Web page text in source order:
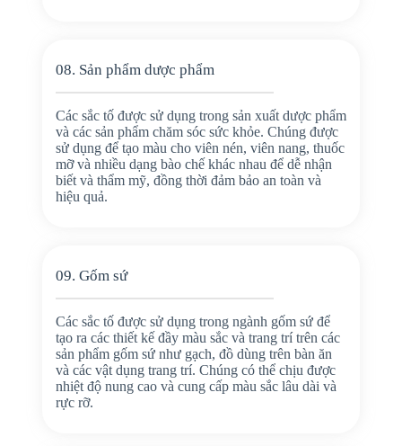
08. Sản phẩm dược phẩm
Các sắc tố được sử dụng trong sản xuất dược phẩm
và các sản phẩm chăm sóc sức khỏe. Chúng được
sử dụng để tạo màu cho viên nén, viên nang, thuốc
mỡ và nhiều dạng bào chế khác nhau để dễ nhận
biết và thẩm mỹ, đồng thời đảm bảo an toàn và
hiệu quả.
09. Gốm sứ
Các sắc tố được sử dụng trong ngành gốm sứ để
tạo ra các thiết kế đầy màu sắc và trang trí trên các
sản phẩm gốm sứ như gạch, đồ dùng trên bàn ăn
và các vật dụng trang trí. Chúng có thể chịu được
nhiệt độ nung cao và cung cấp màu sắc lâu dài và
rực rỡ.